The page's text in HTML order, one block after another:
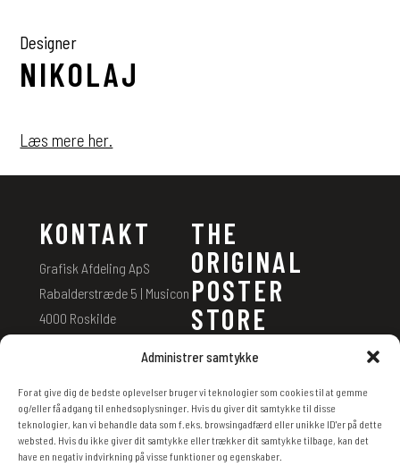
Administrer samtykke
For at give dig de bedste oplevelser bruger vi teknologier som cookies til at gemme
og/eller få adgang til enhedsoplysninger. Hvis du giver dit samtykke til disse
teknologier, kan vi behandle data som f.eks. browsingadfærd eller unikke ID'er på dette
websted. Hvis du ikke giver dit samtykke eller trækker dit samtykke tilbage, kan det
have en negativ indvirkning på visse funktioner og egenskaber.
Designer
NIKOLAJ
Læs mere her.
KONTAKT
Grafisk Afdeling ApS
Rabalderstræde 5 | Musicon
4000 Roskilde
Telefon: +45 2627 2507
CVR: 37 82 07 25
THE
ORIGINAL
POSTER
STORE
Bestil plakat
Handelsbetingelser
Cookie- og privatpolitik